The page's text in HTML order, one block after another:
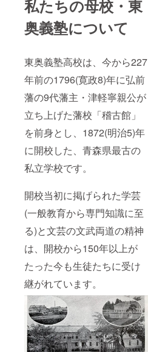
私たちの母校・東
奥義塾について
東奥義塾高校は、今から227
年前の1796(寛政8)年に弘前
藩の9代藩主・津軽寧親公が
立ち上げた藩校「稽古館」
を前身とし、1872(明治5)年
に開校した、青森県最古の
私立学校です。
開校当初に掲げられた学芸
(一般教育から専門知識に至
る)と文芸の文武両道の精神
は、開校から150年以上が
たった今も生徒たちに受け
継がれています。